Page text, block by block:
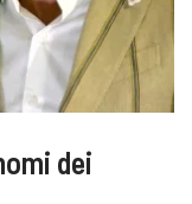
dei